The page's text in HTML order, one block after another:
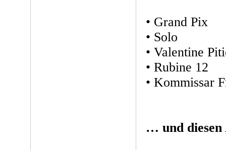
• Grand Pix
• Solo
• Valentine
• Rubine 12
• Kommissar
… und